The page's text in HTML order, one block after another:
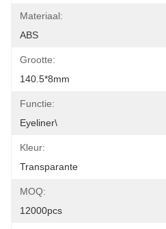
Materiaal:
ABS
Grootte:
140.5*8mm
Functie:
Eyeliner\
Kleur:
Transparante
MOQ:
12000pcs